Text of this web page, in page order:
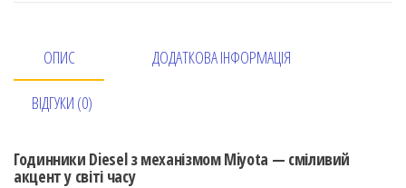
ОПИС ДОДАТКОВА ІНФОРМАЦІЯ
ВІДГУКИ (0)
Годинники Diesel з механізмом Miyota — сміливий
акцент у світі часу